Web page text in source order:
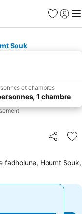
Favoris
Se
Souk
et chambres
1 chambre
Partager
fadholune, Houmt Souk,